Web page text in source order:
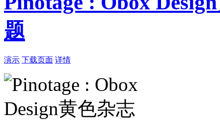
题
演示 下载页面 详情